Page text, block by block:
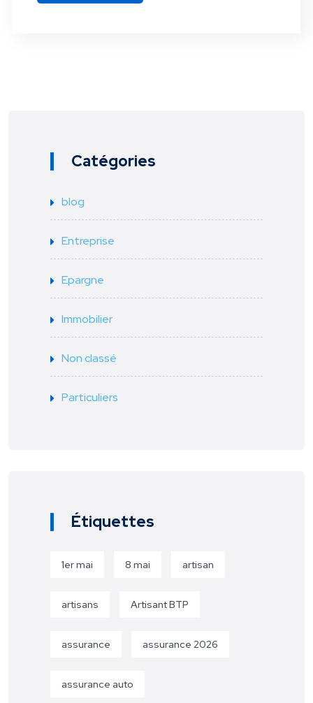
Catégories
blog
Entreprise
Epargne
Immobilier
Non classé
Particuliers
Étiquettes
1er mai 8 mai artisan
artisans Artisant BTP
assurance assurance 2026
assurance auto